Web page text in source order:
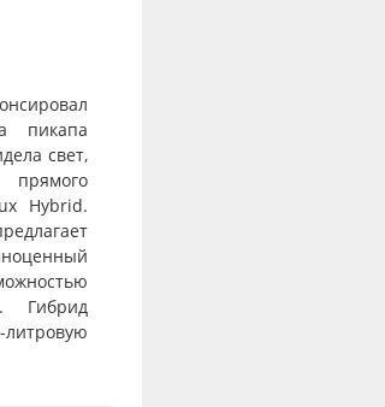
пикапа
свет,
Hybrid.
Гибрид
литровую